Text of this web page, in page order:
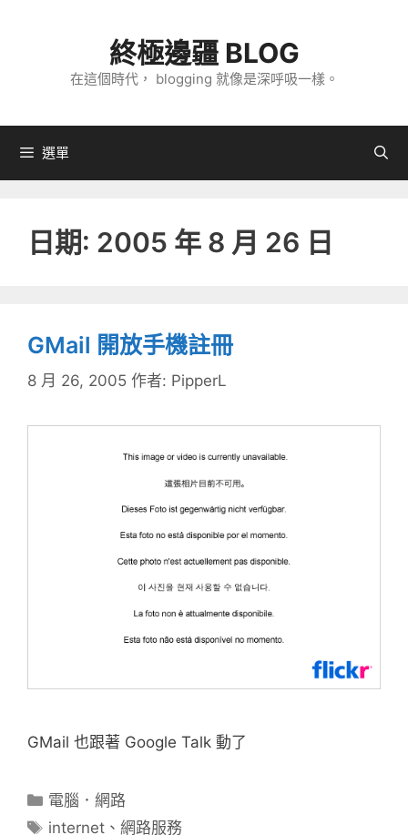
內
終極邊疆 BLOG
在這個時代， blogging 就像是深呼吸一樣。
選單
日期: 2005 年 8 月 26 日
GMail 開放手機註冊
8 月 26, 2005 作者: PipperL
GMail 也跟著 Google Talk 動了
分
類
電腦．網路
標
internet 、網路服務